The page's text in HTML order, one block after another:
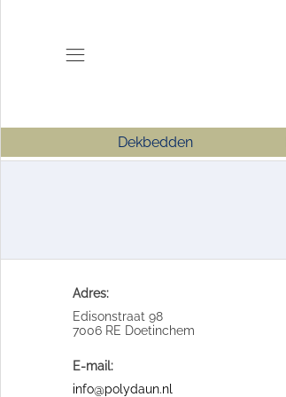
Dekbedden
Adres:
Edisonstraat 98
7006 RE Doetinchem
E-mail:
info@polydaun.nl